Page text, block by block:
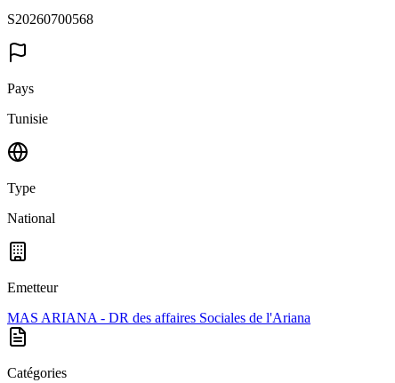
S20260700568
Pays
Tunisie
Type
National
Emetteur
MAS ARIANA - DR des affaires Sociales de l'Ariana
Catégories